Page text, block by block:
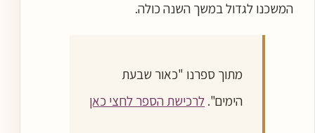
המשכנו לגדול במשך השנה כולה.
מתוך ספרנו "כאור שבעת
הימים". לרכישת הספר לחצי כאן